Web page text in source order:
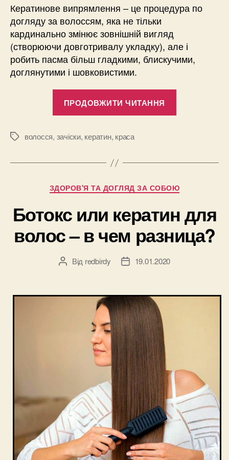
Кератинове випрямлення – це процедура по
догляду за волоссям, яка не тільки
кардинально змінює зовнішній вигляд
(створюючи довготривалу укладку), але і
робить пасма більш гладкими, блискучими,
доглянутими і шовковистими.
ПРОДОВЖИТИ ЧИТАННЯ
Позначки
волосся, зачіски, кератин, краса
Категорії
ЗДОРОВ'Я ТА ДОГЛЯД ЗА СОБОЮ
Ботокс или кератин для
волос – в чем разница?
Автор
Від redbirdy
Дата19.01.2020